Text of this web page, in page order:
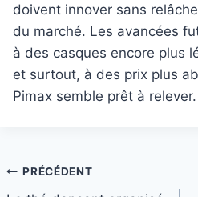
doivent innover sans
du marché. Les avancées
à des casques encore plus
et surtout, à des prix plus
Pimax semble prêt à relever.
Navigation
PRÉCÉDENT